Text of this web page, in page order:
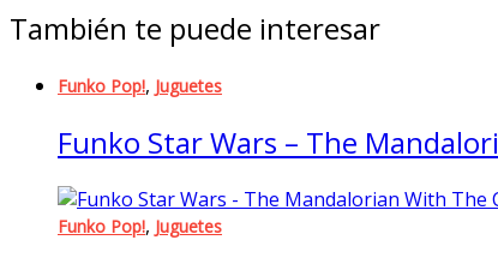
-
(Donatello,
Leonardo,
Michelangelo,
Raphael))
quantity
También te puede interesar
Funko Pop!, Juguetes
Funko Star Wars – The
Funko Pop!, Juguetes